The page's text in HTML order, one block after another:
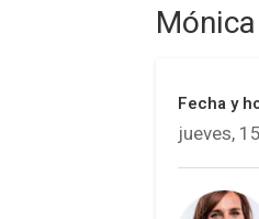
Fecha y
jueves,